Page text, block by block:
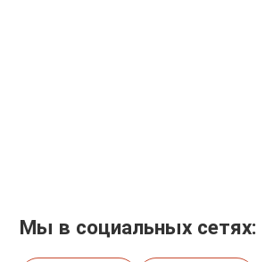
Мы в социальных сетях: